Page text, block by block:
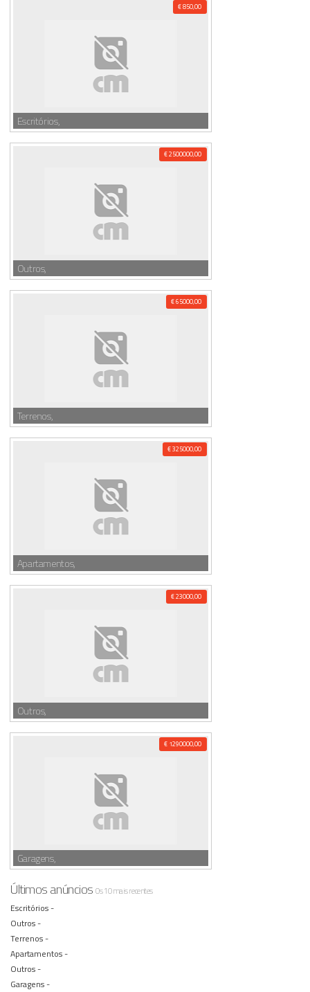
€ 850,00
Escritórios,
€ 2500000,00
Outros,
€ 65000,00
Terrenos,
€ 325000,00
Apartamentos,
€ 23000,00
Outros,
€ 1290000,00
Garagens,
Últimos anúnciosOs 10 mais recentes
Escritórios -
Outros -
Terrenos -
Apartamentos -
Outros -
Garagens -